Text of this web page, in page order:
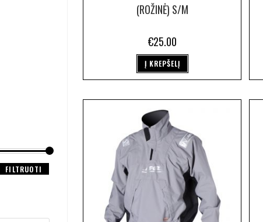
(ROŽINĖ) S/M
€25.00
Į KREPŠELĮ
FILTRUOTI